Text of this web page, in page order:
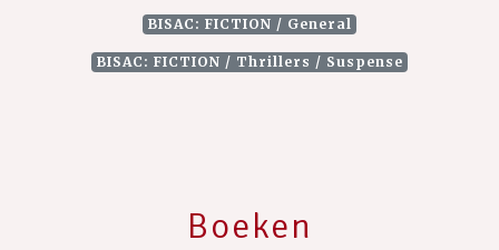
BISAC: FICTION / General
BISAC: FICTION / Thrillers / Suspense
Boeken